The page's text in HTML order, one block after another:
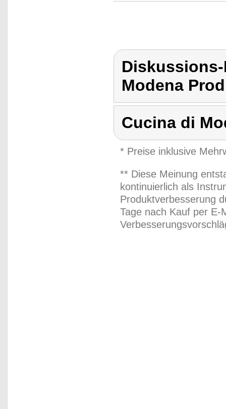
Modena
Cucina di
* Preise inklusive
** Diese Meinung
kontinuierlich als
Produktverbesserung
Tage nach Kauf per E-